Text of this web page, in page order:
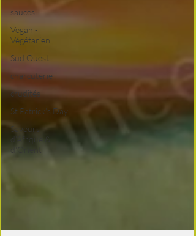
sauces
Vegan -
Végétarien
Sud Ouest
charcuterie
crudités
St Patrick's Day
Saveurs
d'Afrque &
d'Orient